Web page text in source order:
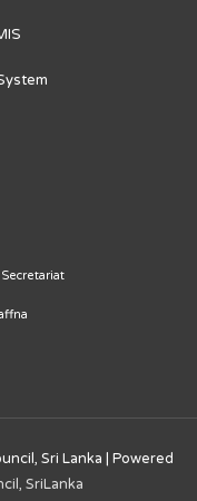
Sri Lanka | Powered
SriLanka